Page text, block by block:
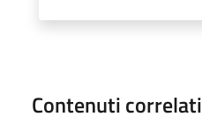
Contenuti correlati